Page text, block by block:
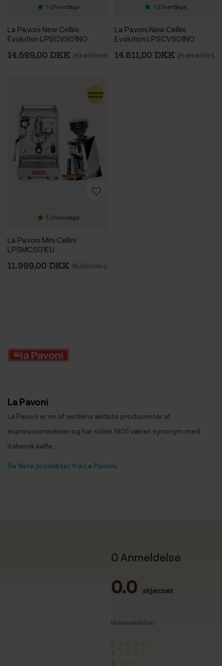
1-2 hverdage
La Pavoni New Cellini
Evolution LPSCVS01NO
Mahlkönig X54
14.599,00 DKK 20.490,00 DKK
1-2 hverdage
La Pavoni New Cellini
Evolution LPSCVS01NO
Mignon Zero 65 Speedy
14.611,00 DKK 21.494,00
1-2 hverdage
La Pavoni Mini Cellini
LPSMCS01EU
Mignon Zero 65 Speedy
11.999,00 DKK 15.921,00 DKK
La Pavoni
La Pavoni er en af ​​verdens ældste producenter af
espressomaskiner og har siden 1905 været synonym med
italiensk kaffe.
Se flere produkter fra La Pavoni
0 Anmeldelse
0.0 stjerner
(0 Anmeldelse)
5 ★★★★★
★★★★☆
3 ★★★☆☆